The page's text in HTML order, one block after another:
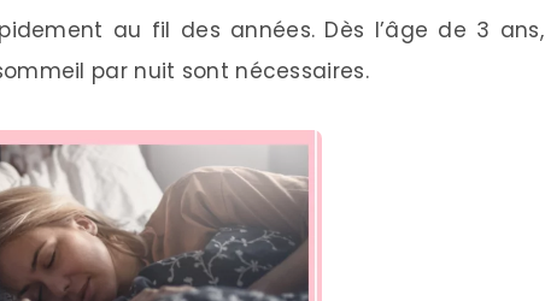
au fil des années. Dès l’âge de 3 ans,
par nuit sont nécessaires.